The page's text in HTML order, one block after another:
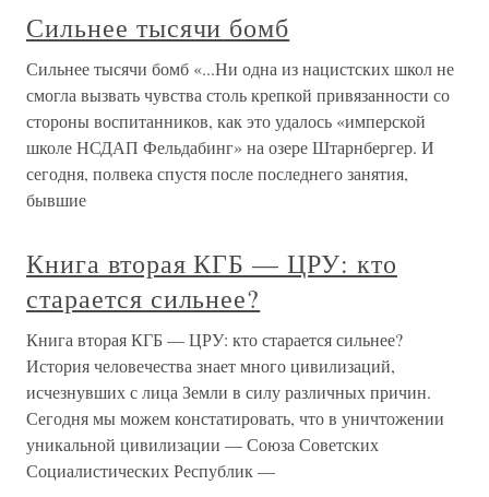
Сильнее тысячи бомб
Сильнее тысячи бомб «...Ни одна из нацистских школ не
смогла вызвать чувства столь крепкой привязанности со
стороны воспитанников, как это удалось «имперской
школе НСДАП Фельдабинг» на озере Штарнбергер. И
сегодня, полвека спустя после последнего занятия,
бывшие
Книга вторая КГБ — ЦРУ: кто
старается сильнее?
Книга вторая КГБ — ЦРУ: кто старается сильнее?
История человечества знает много цивилизаций,
исчезнувших с лица Земли в силу различных причин.
Сегодня мы можем констатировать, что в уничтожении
уникальной цивилизации — Союза Советских
Социалистических Республик —